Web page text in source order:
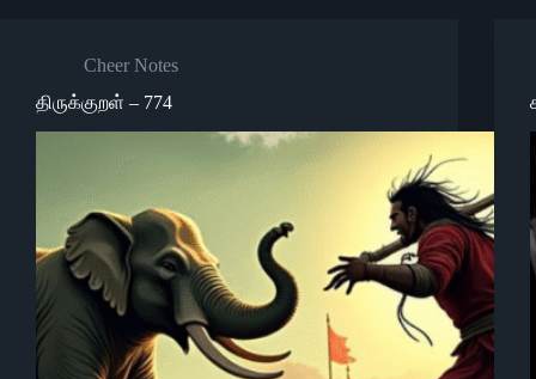
Cheer Notes
திருக்குறள் – 774